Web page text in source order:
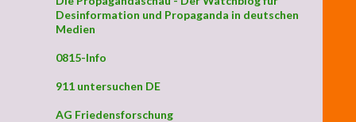
Desinformation und Propaganda in deutschen
Medien
0815-Info
911 untersuchen DE
AG Friedensforschung